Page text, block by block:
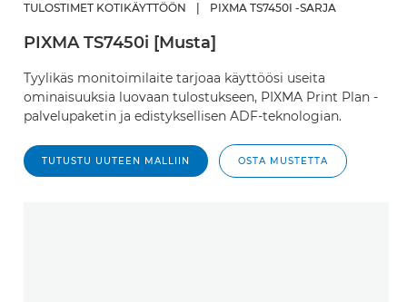
TULOSTIMET KOTIKÄYTTÖÖN PIXMA TS7450I -SARJA
PIXMA TS7450i [Musta]
Tyylikäs monitoimilaite tarjoaa käyttöösi useita
ominaisuuksia luovaan tulostukseen, PIXMA Print Plan -
palvelupaketin ja edistyksellisen ADF-teknologian.
TUTUSTU UUTEEN MALLIIN OSTA MUSTETTA